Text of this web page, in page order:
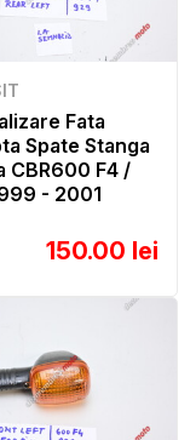
Fata
Spate Stanga
CBR600 F4 /
- 2001
150.00 lei